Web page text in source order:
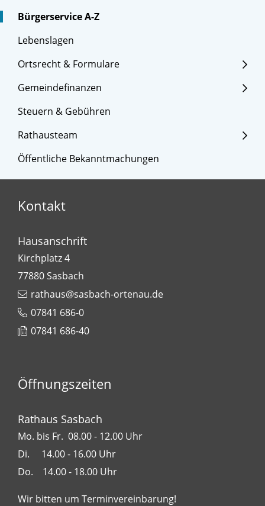
Bürgerservice A-Z
Lebenslagen
Ortsrecht & Formulare
Gemeindefinanzen
Steuern & Gebühren
Rathausteam
Öffentliche Bekanntmachungen
Kontakt
Hausanschrift
Kirchplatz 4
77880Sasbach
rathaus@sasbach-ortenau.de
07841 686-0
07841 686-40
Öffnungszeiten
Rathaus Sasbach
Mo. bis Fr. 08.00 - 12.00 Uhr
Di. 14.00 - 16.00 Uhr
Do. 14.00 - 18.00 Uhr
Wir bitten um Terminvereinbarung!